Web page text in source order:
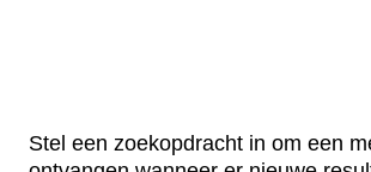
Stel een zoekopdracht in om een